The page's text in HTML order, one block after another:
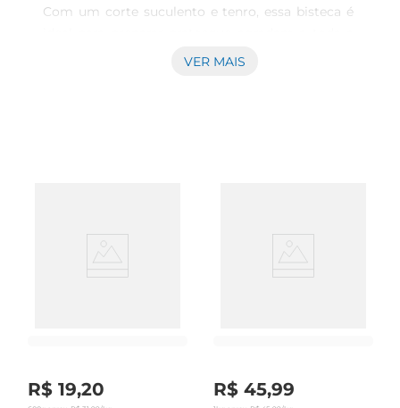
Com um corte suculento e tenro, essa bisteca é
família. Seja grelhada, assada ou cozida, ela traz
preservando seu sabor e textura. Assim, você
gosto, ou uma deliciosa bisteca ao molho. Além
VER MAIS
R$ 19,20 R$ 45,99